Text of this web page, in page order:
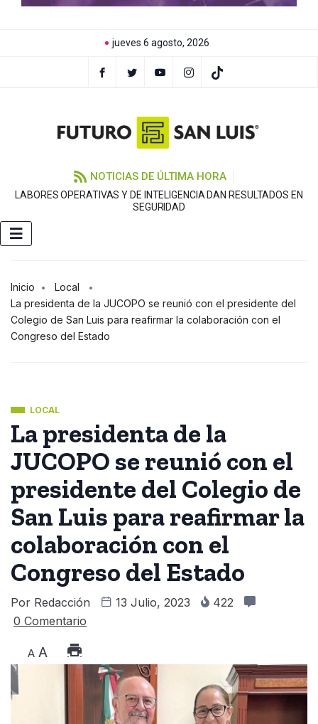
jueves 6 agosto, 2026
NOTICIAS DE ÚLTIMA HORA
LABORES OPERATIVAS Y DE INTELIGENCIA DAN RESULTADOS EN
SEGURIDAD
Inicio
Local
La presidenta de la JUCOPO se reunió con el presidente del
Colegio de San Luis para reafirmar la colaboración con el
Congreso del Estado
LOCAL
La presidenta de la
JUCOPO se reunió con el
presidente del Colegio de
San Luis para reafirmar la
colaboración con el
Congreso del Estado
Por Redacción 13 Julio, 2023
422
0 Comentario
A A